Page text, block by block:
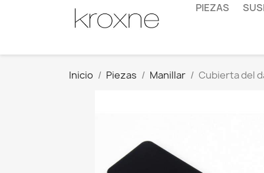
PIEZAS
Inicio Piezas Manillar Cubierta del